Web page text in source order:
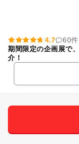
4.7
60件
期間限定の企画展で
介！